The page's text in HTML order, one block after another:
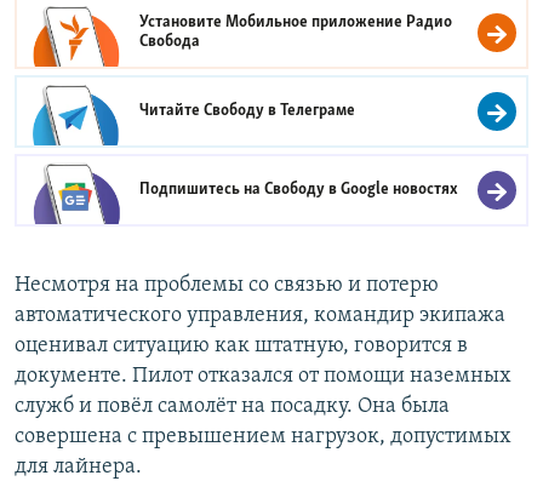
Установите Мобильное приложение Радио
Свобода
Читайте Свободу вТелеграме
Подпишитесь на Свободу вGoogle новостях
Несмотря на проблемы со связью и потерю
автоматического управления, командир экипажа
оценивал ситуацию как штатную, говорится в
документе. Пилот отказался от помощи наземных
служб и повёл самолёт на посадку. Она была
совершена с превышением нагрузок, допустимых
для лайнера.